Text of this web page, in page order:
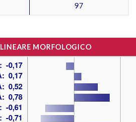
97
LINEARE MORFOLOGICO